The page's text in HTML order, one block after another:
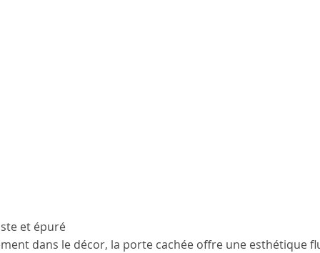
et épuré
dans le décor, la porte cachée offre une esthétique